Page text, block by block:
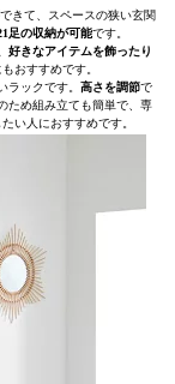
きて、スペースの狭い玄関
足の収納が可能です。
好きなアイテムを飾ったり
おすすめです。
ックです。 高さを調節で
ため組み立ても簡単で、専
い人におすすめです。